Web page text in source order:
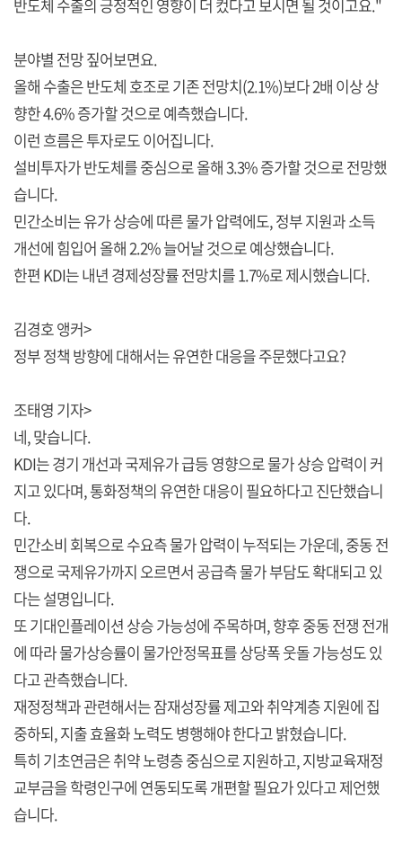
반도체 수출의 긍정적인 영향이 더 컸다고 보시면 될 것이고요."
분야별 전망 짚어보면요.
올해 수출은 반도체 호조로 기존 전망치(2.1%)보다 2배 이상 상
향한 4.6% 증가할 것으로 예측했습니다.
이런 흐름은 투자로도 이어집니다.
설비투자가 반도체를 중심으로 올해 3.3% 증가할 것으로 전망했
습니다.
민간소비는 유가 상승에 따른 물가 압력에도, 정부 지원과 소득
개선에 힘입어 올해 2.2% 늘어날 것으로 예상했습니다.
한편 KDI는 내년 경제성장률 전망치를 1.7%로 제시했습니다.
김경호 앵커>
정부 정책 방향에 대해서는 유연한 대응을 주문했다고요?
조태영 기자>
네, 맞습니다.
KDI는 경기 개선과 국제유가 급등 영향으로 물가 상승 압력이 커
지고 있다며, 통화정책의 유연한 대응이 필요하다고 진단했습니
다.
민간소비 회복으로 수요측 물가 압력이 누적되는 가운데, 중동 전
쟁으로 국제유가까지 오르면서 공급측 물가 부담도 확대되고 있
다는 설명입니다.
또 기대인플레이션 상승 가능성에 주목하며, 향후 중동 전쟁 전개
에 따라 물가상승률이 물가안정목표를 상당폭 웃돌 가능성도 있
다고 관측했습니다.
재정정책과 관련해서는 잠재성장률 제고와 취약계층 지원에 집
중하되, 지출 효율화 노력도 병행해야 한다고 밝혔습니다.
특히 기초연금은 취약 노령층 중심으로 지원하고, 지방교육재정
교부금을 학령인구에 연동되도록 개편할 필요가 있다고 제언했
습니다.